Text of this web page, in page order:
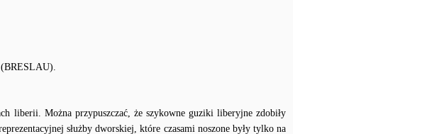
liberii. Można przypuszczać, że szykowne guziki liberyjne zdobiły
służby dworskiej, które czasami noszone były tylko na